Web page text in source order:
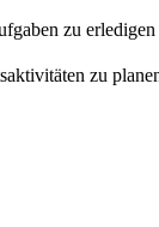
zu
zu